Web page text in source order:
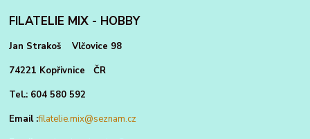
FILATELIE MIX - HOBBY
Jan Strakoš Vlčovice 98
74221 Kopřivnice ČR
Tel.: 604 580 592
Email :filatelie.mix@seznam.cz